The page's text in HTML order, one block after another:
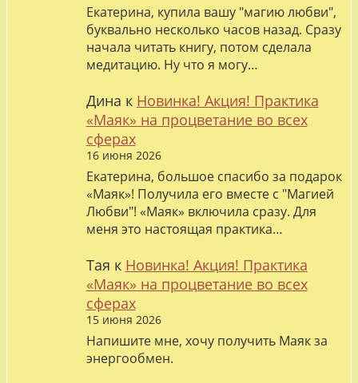
Екатерина, купила вашу "магию любви",
буквально несколько часов назад. Сразу
начала читать книгу, потом сделала
медитацию. Ну что я могу…
Дина к Новинка! Акция! Практика
«Маяк» на процветание во всех
сферах
16 июня 2026
Екатерина, большое спасибо за подарок
«Маяк»! Получила его вместе с "Магией
Любви"! «Маяк» включила сразу. Для
меня это настоящая практика…
Тая к Новинка! Акция! Практика
«Маяк» на процветание во всех
сферах
15 июня 2026
Напишите мне, хочу получить Маяк за
энергообмен.